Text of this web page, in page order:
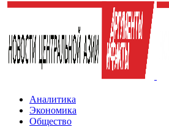
Аналитика
Экономика
Общество